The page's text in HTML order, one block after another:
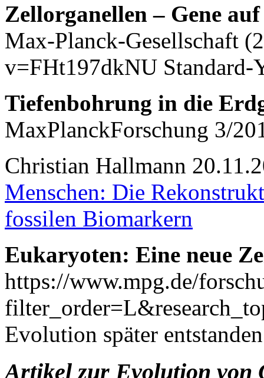
Zellorganellen – Gene
Max-Planck-Gesellschaft
v=FHt197dkNU Standard-
Tiefenbohrung in die
MaxPlanckForschung 3/
Christian Hallmann
Menschen: Die
fossilen Biomarkern
Eukaryoten: Eine neue
https://www.mpg.de/
Evolution später
Artikel zur Evolution von